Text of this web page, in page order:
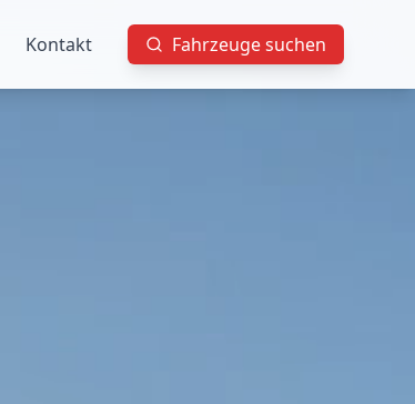
Kontakt Fahrzeuge suchen